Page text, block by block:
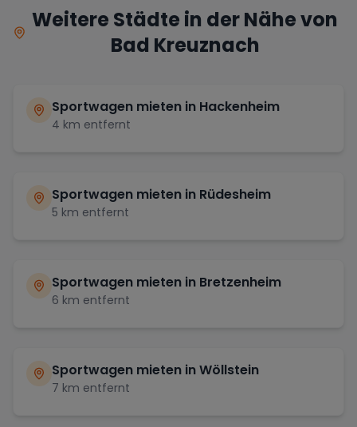
Weitere Städte in der Nähe von
Bad Kreuznach
Sportwagen mieten in Hackenheim
4 km entfernt
Sportwagen mieten in Rüdesheim
5 km entfernt
Sportwagen mieten in Bretzenheim
6 km entfernt
Sportwagen mieten inWöllstein
7 km entfernt